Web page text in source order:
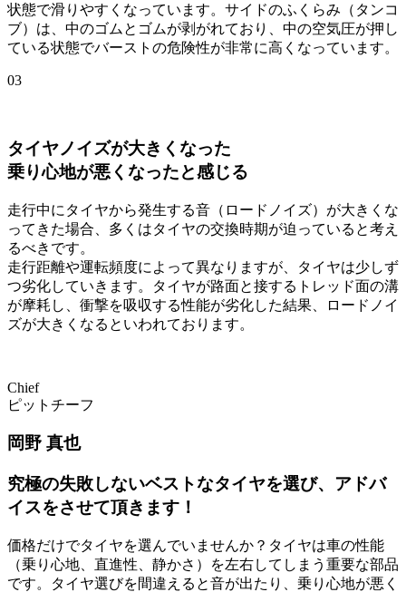
状態で滑りやすくなっています。サイドのふくらみ（タンコ
ブ）は、中のゴムとゴムが剥がれており、中の空気圧が押し
ている状態でバーストの危険性が非常に高くなっています。
03
タイヤノイズが大きくなった
乗り心地が悪くなったと感じる
走行中にタイヤから発生する音（ロードノイズ）が大きくな
ってきた場合、多くはタイヤの交換時期が迫っていると考え
るべきです。
走行距離や運転頻度によって異なりますが、タイヤは少しず
つ劣化していきます。タイヤが路面と接するトレッド面の溝
が摩耗し、衝撃を吸収する性能が劣化した結果、ロードノイ
ズが大きくなるといわれております。
Chief
ピットチーフ
岡野 真也
究極の失敗しないベストなタイヤを選び、アドバ
イスをさせて頂きます！
価格だけでタイヤを選んでいませんか？タイヤは車の性能
（乗り心地、直進性、静かさ）を左右してしまう重要な部品
です。タイヤ選びを間違えると音が出たり、乗り心地が悪く